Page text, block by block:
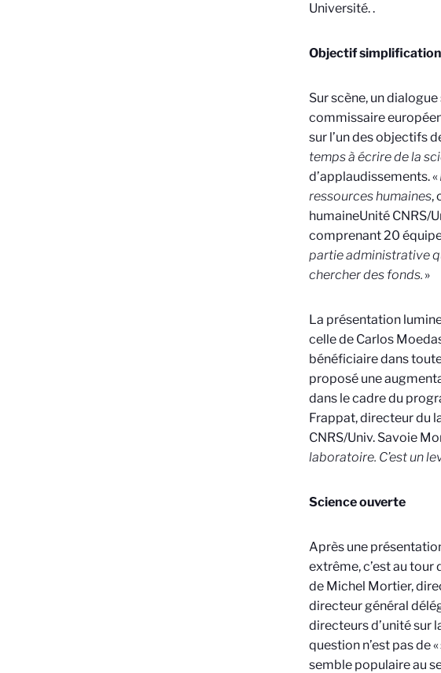
Université..
Objectif simplification
Sur scène, un
commissaire
sur l’un des objectifs
temps à écrire de la
d’applaudissements. «
ressources humaines,
humaineUnité CNRS/
comprenant 20
partie administrative
chercher des fonds. »
La présentation
celle de Carlos
bénéficiaire dans
proposé une
dans le cadre du
Frappat, directeur du
CNRS/Univ. Savoie
laboratoire. C’est un
Science ouverte
Après une
extrême, c’est au tour
de Michel Mortier,
directeur général
directeurs d’unité sur
question n’est pas de
semble populaire au